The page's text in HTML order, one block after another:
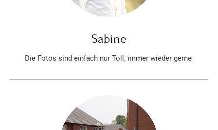
Sabine
Die Fotos sind einfach nur Toll, immer wieder gerne